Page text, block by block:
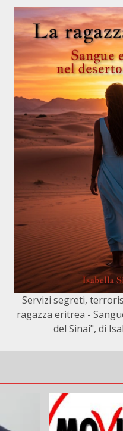
Servizi segreti,
ragazza eritrea -
del Sinai", di